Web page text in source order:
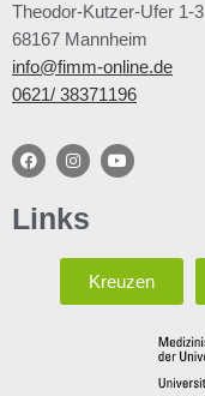
Theodor-Kutzer-Ufer 1-3
68167 Mannheim
info@fimm-online.de
0621/ 38371196
Links
Kreuzen